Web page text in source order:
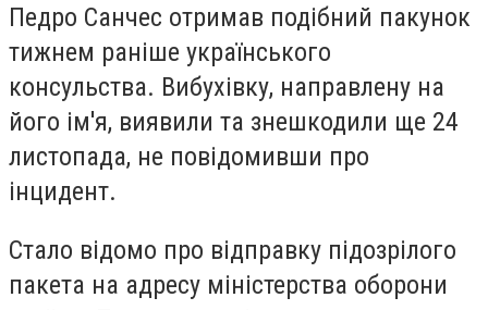
Педро Санчес отримав подібний пакунок
тижнем раніше українського
консульства. Вибухівку, направлену на
його ім'я, виявили та знешкодили ще 24
листопада, не повідомивши про
інцидент.
Стало відомо про відправку підозрілого
пакета на адресу міністерства оборони